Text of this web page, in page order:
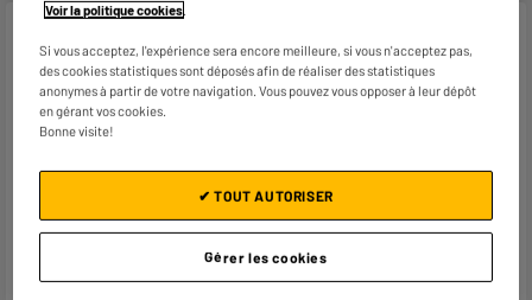
Caractéristiques
Marque DREAME
Type de produit
Caractéristiques
Le Dreame C1 avec Station
Mobile révolutionne
l'entretien de vos vitres en
supprimant la contrainte du fil
à la patte. Grâce à sa station
portable innovante, il devient
Voir la politique cookies.
Si vous acceptez, l'expérience sera encore meilleure, si vous n'acceptez pas,
des cookies statistiques sont déposés afin de réaliser des statistiques
anonymes à partir de votre navigation. Vous pouvez vous opposer à leur dépôt
en gérant vos cookies.
Bonne visite!
Gérer les cookies
✔ TOUT AUTORISER